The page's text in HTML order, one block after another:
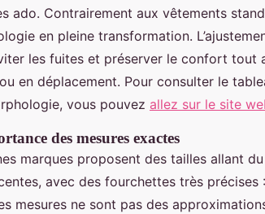
ado. Contrairement aux vêtements
en pleine transformation.
les fuites et préserver le confort tout
en déplacement. Pour consulter le
vous pouvez allez sur le site
des mesures exactes
marques proposent des tailles allant
avec des fourchettes très
mesures ne sont pas des